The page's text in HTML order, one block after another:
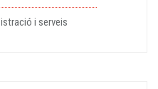
i serveis